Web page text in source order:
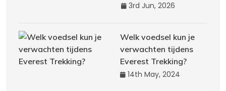
3rd Jun, 2026
Welk voedsel kun je
verwachten tijdens
Everest Trekking?
14th May, 2024